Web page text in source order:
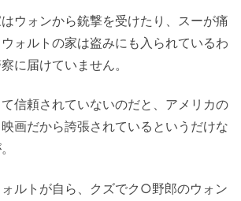
ウォンから銃撃を受けたり、スーが痛
ォルトの家は盗みにも入られているわ
に届けていません。
信頼されていないのだと、アメリカの
画だから誇張されているというだけな
ルトが自ら、クズでク○野郎のウォン